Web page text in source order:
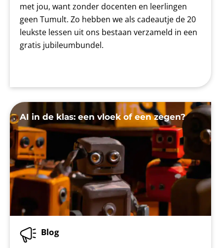
met jou, want zonder docenten en leerlingen
geen Tumult. Zo hebben we als cadeautje de 20
leukste lessen uit ons bestaan verzameld in een
gratis jubileumbundel.
AI in de klas: een vloek of een zegen?
Blog